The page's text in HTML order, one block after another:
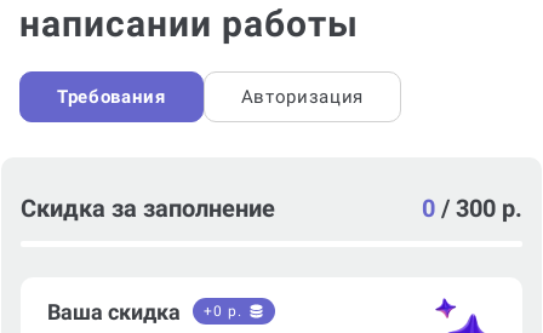
написании работы
Требования Авторизация
Скидка за заполнение 0 / 300 р.
Ваша скидка +0 р.